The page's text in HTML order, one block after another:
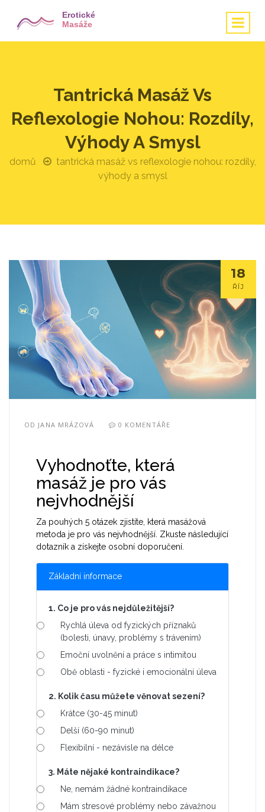
Tantrická Masáž Vs
Reflexologie Nohou: Rozdíly,
Výhody A Smysl
domů
tantrická masáž vs reflexologie nohou: rozdíly,
výhody a smysl
18
ŘÍJ
OD JANA MRÁZOVÁ 0 KOMENTÁŘE
Vyhodnoťte, která
masáž je pro vás
nejvhodnější
Za pouhých 5 otázek zjistíte, která masážová
metoda je pro vás nejvhodnější. Zkuste následující
dotazník a získejte osobní doporučení.
Základní informace
1. Co je pro vás nejdůležitější?
Rychlá úleva od fyzických příznaků
(bolesti, únavy, problémy s trávením)
Emoční uvolnění a práce s intimitou
Obě oblasti - fyzické i emocionální úleva
2. Kolik času můžete věnovat sezení?
Krátce (30-45 minut)
Delší (60-90 minut)
Flexibilní - nezávisle na délce
3. Máte nějaké kontraindikace?
Ne, nemám žádné kontraindikace
Mám stresové problémy nebo závažnou